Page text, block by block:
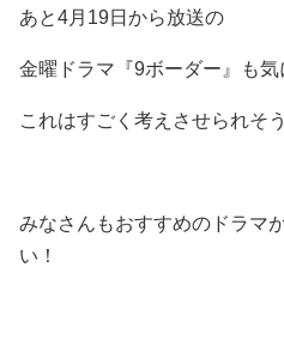
あと4月19日から放送の
金曜ドラマ『9ボーダー』も気
これはすごく考えさせられそう
みなさんもおすすめのドラマ
い！